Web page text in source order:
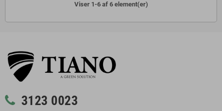
Viser 1-6 af 6 element(er)
3123 0023